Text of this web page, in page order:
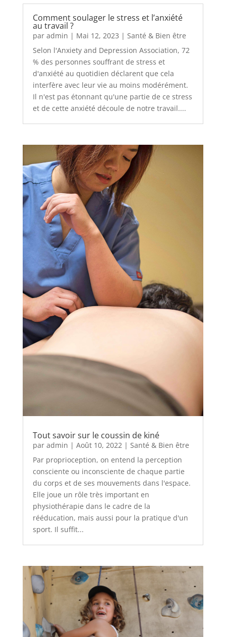
Comment soulager le stress et l’anxiété
au travail ?
par admin | Mai 12, 2023 | Santé & Bien être
Selon l'Anxiety and Depression Association, 72
% des personnes souffrant de stress et
d'anxiété au quotidien déclarent que cela
interfère avec leur vie au moins modérément.
Il n'est pas étonnant qu'une partie de ce stress
et de cette anxiété découle de notre travail....
Tout savoir sur le coussin de kiné
par admin | Août 10, 2022| Santé & Bien être
Par proprioception, on entend la perception
consciente ou inconsciente de chaque partie
du corps et de ses mouvements dans l'espace.
Elle joue un rôle très important en
physiothérapie dans le cadre de la
rééducation, mais aussi pour la pratique d'un
sport. Il suffit...